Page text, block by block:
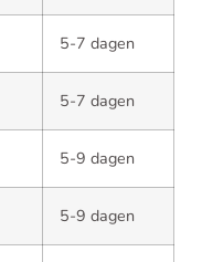
5-7 dagen
5-7 dagen
5-9 dagen
5-9 dagen